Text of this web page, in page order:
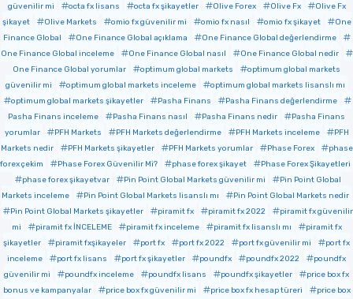
güvenilir mi
octa fx lisans octa fx şikayetler Olive Forex Olive Fx
Olive Fx
şikayet
Olive Markets omio fx güvenilir mi omio fx nasıl omio fx şikayet
One
Finance Global
One Finance Global açıklama
One Finance Global değerlendirme
One Finance Global inceleme
One Finance Global nasıl
One Finance Global nedir
One Finance Global yorumlar
optimum global markets
optimum global markets
güvenilir mi
optimum global markets inceleme
optimum global markets lisanslı mı
optimum global markets şikayetler
Pasha Finans
Pasha Finans değerlendirme
Pasha Finans inceleme
Pasha Finans nasıl Pasha Finans nedir
Pasha Finans
yorumlar
PFH Markets PFH Markets değerlendirme PFH Markets inceleme
PFH
Markets nedir
PFH Markets şikayetler PFH Markets yorumlar Phase Forex
phase
forex çekim
Phase Forex Güvenilir Mi? phase forex şikayet
Phase Forex Şikayetleri
phase forex şikayetvar
Pin Point Global Markets güvenilir mi
Pin Point Global
Markets inceleme
Pin Point Global Markets lisanslı mı
Pin Point Global Markets nedir
Pin Point Global Markets şikayetler
piramit fx piramit fx 2022
piramit fx güvenilir
mi
piramit fx İNCELEME piramit fx inceleme piramit fx lisanslı mı
piramit fx
şikayetler
piramit fxşikayeler port fx port fx 2022 port fx güvenilir mi
port fx
inceleme
port fx lisans port fx şikayetler poundfx poundfx 2022
poundfx
güvenilir mi
poundfx inceleme poundfx lisans poundfx şikayetler
price box fx
bonus ve kampanyalar
price box fx güvenilir mi price box fx hesap türeri
price box